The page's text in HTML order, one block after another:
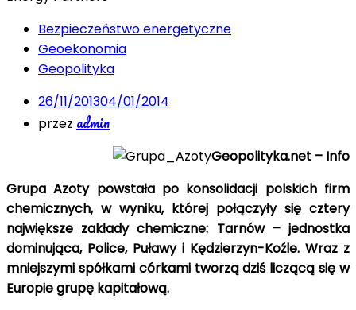
Bezpieczeństwo energetyczne
Geoekonomia
Geopolityka
26/11/201304/01/2014
przez admin
Geopolityka.net – Info
Grupa Azoty powstała po konsolidacji polskich firm
chemicznych, w wyniku, której połączyły się cztery
największe zakłady chemiczne: Tarnów – jednostka
dominująca, Police, Puławy i Kędzierzyn-Koźle. Wraz z
mniejszymi spółkami córkami tworzą dziś liczącą się w
Europie grupę kapitałową.